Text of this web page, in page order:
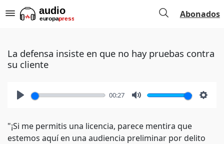
Abonados
La defensa insiste en que no hay pruebas contra
su cliente
00:27
"¡Si me permitis una licencia, parece mentira que
estemos aquí en una audiencia preliminar por delito